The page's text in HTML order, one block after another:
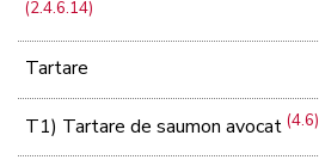
(2.4.6.14)
Tartare
T1) Tartare de saumon avocat(4.6)